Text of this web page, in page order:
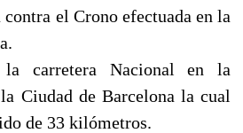
el Crono efectuada en la
la carretera Nacional en la
Ciudad de Barcelona la cual
de 33 kilómetros.